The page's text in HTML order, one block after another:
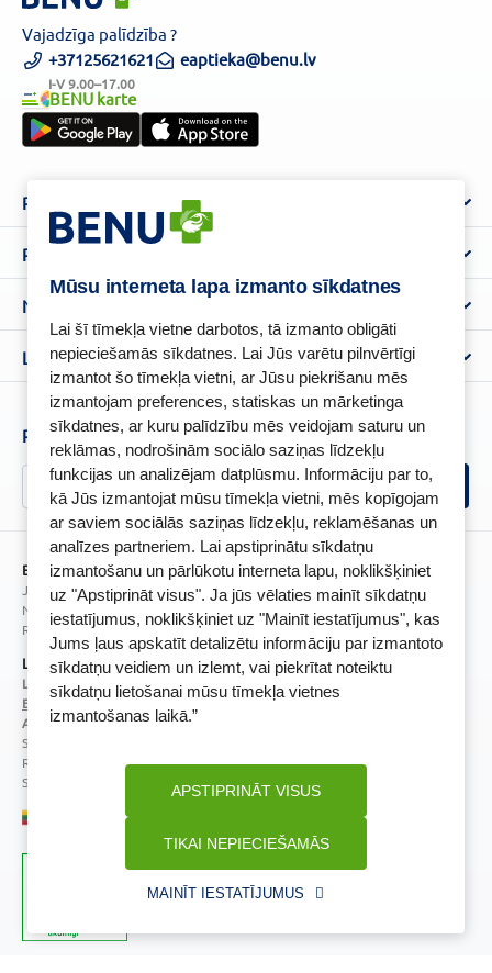
Mūsu interneta lapa izmanto sīkdatnes
Lai šī tīmekļa vietne darbotos, tā izmanto obligāti
nepieciešamās sīkdatnes. Lai Jūs varētu pilnvērtīgi
izmantot šo tīmekļa vietni, ar Jūsu piekrišanu mēs
izmantojam preferences, statiskas un mārketinga
sīkdatnes, ar kuru palīdzību mēs veidojam saturu un
reklāmas, nodrošinām sociālo saziņas līdzekļu
funkcijas un analizējam datplūsmu. Informāciju par to,
kā Jūs izmantojat mūsu tīmekļa vietni, mēs kopīgojam
ar saviem sociālās saziņas līdzekļu, reklamēšanas un
analīzes partneriem. Lai apstiprinātu sīkdatņu
izmantošanu un pārlūkotu interneta lapu, noklikšķiniet
uz "Apstiprināt visus". Ja jūs vēlaties mainīt sīkdatņu
iestatījumus, noklikšķiniet uz "Mainīt iestatījumus", kas
Jums ļaus apskatīt detalizētu informāciju par izmantoto
sīkdatņu veidiem un izlemt, vai piekrītat noteiktu
sīkdatņu lietošanai mūsu tīmekļa vietnes
izmantošanas laikā.”
TIKAI NEPIECIEŠAMĀS
APSTIPRINĀT VISUS
MAINĪT IESTATĪJUMUS
Vajadzīga palīdzība ?
+37125621621
I-V 9.00–17.00
eaptieka@benu.lv
BENU karte
Par mums
Par BENU
Benu Blogs
Aptiekas
Palīdzība un informācija
BENU Aptieka kontakti
Piegāde
Biežāk uzdotie jautājumi
Kā iepirkties
Noteikumi
Lietošanas noteikumi
Atteikuma tiesību veidlapa
Privātuma politika
Sīkfailu politika
Videonovērošanas politika
Lojalitātes programma
BENU karte
Senioru priekšrocības
Īpašās priekšrocības
BENU lietotne
BENU lojalitātes programmas noteikumi
Piesakies un esi pirmais, kas uzzina BENU jaunumus!
BENU Aptieka Latvija, SIA
Juridiskā adrese / Faktiskā adrese:
Noliktavu iela 5, Dreiliņi, Stopiņu novads, LV-2130
Reģistrācijas Nr.: 40003252167
Licence
Licences numurs: A00010
E-aptiekas kontakti
Aptiekas vadītāja:
Sertificēta farmaceite: Jeļena Gončarova
Reģistrācijas Nr.: F-0834
Sertifikāta Nr.: 092.2020